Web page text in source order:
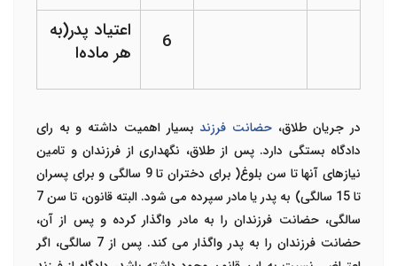
6
اعتیاد پدر(به
هر ماده‌ا
در جریان طلاق،حضانت فرزندبسیار اهمیت داشته و به رای
دادگاه بستگی دارد. پس از طلاق، نگهداری از فرزندان و تامین
نیازهای آنها تا سن بلوغ( برای دختران تا 9 سالگی و برای پسران
تا 15 سالگی) به پدر یا مادر سپرده می شود. البته قانون، تا سن 7
سالگی، حضانت فرزندان را به مادر واگذار کرده و پس از آن،
حضانت فرزندان را به پدر واگذار می کند. پس از 7 سالگی، اگر